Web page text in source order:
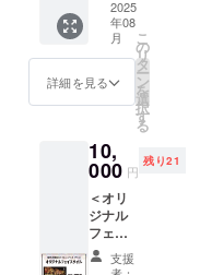
㎝×8.5
㎝ ※画
像はイ
メージ
とな
インと
異なる
ありま
す ※お
届けは
ポスト
主旨に
ご賛同
いただ
き、ご
支援戴
きまし
礼メッ
セージ
を送ら
せてい
ただき
ます。
何卒よ
ろしく
2025
年08
月
詳細を見る
こ
の
リ
タ
ー
ン
を
選
択
す
る
10,
000 円
残り21
＜オリ
ジナル
フェイ
スタオ
ル＞ 復
支援